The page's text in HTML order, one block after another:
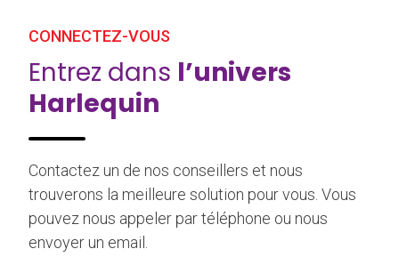
CONNECTEZ-VOUS
Entrez dans l’univers
Harlequin
Contactez un de nos conseillers et nous
trouverons la meilleure solution pour vous. Vous
pouvez nous appeler par téléphone ou nous
envoyer un email.